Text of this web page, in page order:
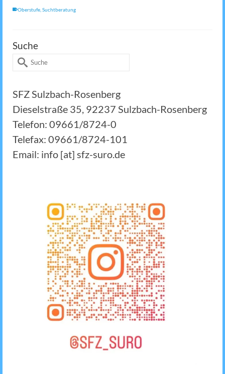
Oberstufe Suchtberatung
Suche
Suche
SFZ Sulzbach-Rosenberg
Dieselstraße 35, 92237 Sulzbach-Rosenberg
Telefon: 09661/8724-0
Telefax: 09661/8724-101
Email: info [at] sfz-suro.de